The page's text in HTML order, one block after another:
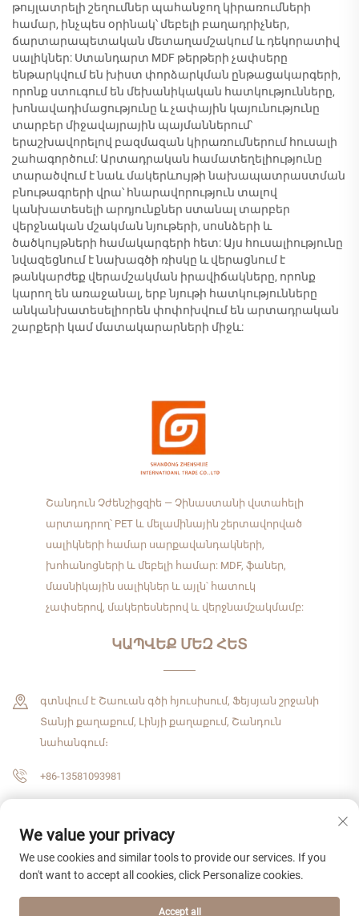
թույլատրելի շեղումներ պահանջող կիրառումների
համար, ինչպես օրինակ՝ մեբելի բաղադրիչներ,
ճարտարապետական մետաղամշակում և դեկորատիվ
սալիկներ: Ստանդարտ MDF թերթերի չափսերը
ենթարկվում են խիստ փորձարկման ընթացակարգերի,
որոնք ստուգում են մեխանիկական հատկությունները,
խոնավադիմացությունը և չափային կայունությունը
տարբեր միջավայրային պայմաններում՝
երաշխավորելով բազմազան կիրառումներում հուսալի
շահագործում: Արտադրական համատեղելիությունը
տարածվում է նաև մակերևույթի նախապատրաստման
բնութագրերի վրա՝ հնարավորություն տալով
կանխատեսելի արդյունքներ ստանալ տարբեր
վերջնական մշակման նյութերի, սոսնձերի և
ծածկույթների համակարգերի հետ: Այս հուսալիությունը
նվազեցնում է նախագծի ռիսկը և վերացնում է
թանկարժեք վերամշակման իրավիճակները, որոնք
կարող են առաջանալ, երբ նյութի հատկությունները
անկանխատեսելիորեն փոփոխվում են արտադրական
շարքերի կամ մատակարարների միջև:
Շանդուն Չժենշիցզիե — Չինաստանի վստահելի
արտադրող՝ PET և մելամինային շերտավորված
սալիկների համար սարքավանդակների,
խոհանոցների և մեբելի համար: MDF, ֆաներ,
մասնիկային սալիկներ և այլն՝ հատուկ
չափսերով, մակերեսներով և վերջնամշակմամբ:
ԿԱՊՎԵՔ ՄԵԶ ՀԵՏ
գտնվում է Շաուան գծի հյուսիսում, Ֆեյսյան շրջանի
Տանյի քաղաքում, Լինյի քաղաքում, Շանդուն
նահանգում։
+86-13581093981
Հեղինակային իրավունք © 2026 Շանդուն Չժենշիցզիե միջազգային
We value your privacy
We use cookies and similar tools to provide our services. If you
don't want to accept all cookies, click Personalize cookies.
Accept all